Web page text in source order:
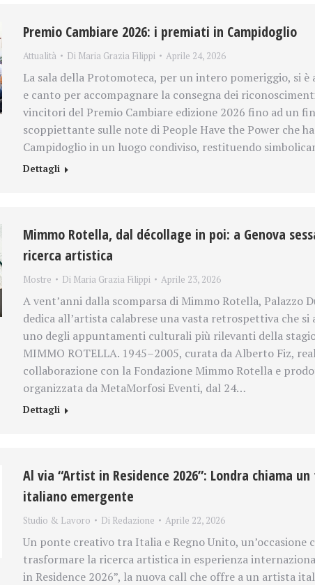
Premio Cambiare 2026: i premiati in Campidoglio
Attualità Di Maria Grazia Filippi Aprile 24, 2026
La sala della Protomoteca, per un intero pomeriggio, si è
e canto per accompagnare la consegna dei
vincitori del Premio Cambiare edizione 2026 fino ad un
scoppiettante sulle note di People Have the Power che
Campidoglio in un luogo condiviso, restituendo
Dettagli
Mimmo Rotella, dal décollage in poi: a Genova
ricerca artistica
Mostre Di Maria Grazia Filippi Aprile 23, 2026
A vent’anni dalla scomparsa di Mimmo Rotella, Palazzo
dedica all’artista calabrese una vasta retrospettiva che si
uno degli appuntamenti culturali più rilevanti della
MIMMO ROTELLA. 1945–2005, curata da Alberto Fiz,
collaborazione con la Fondazione Mimmo Rotella e
organizzata da MetaMorfosi Eventi, dal 24…
Dettagli
Al via “Artist in Residence 2026”: Londra chiama
italiano emergente
Studio & Lavoro Di Redazione Aprile 22, 2026
Un ponte creativo tra Italia e Regno Unito, un’occasione
trasformare la ricerca artistica in esperienza
in Residence 2026”, la nuova call che offre a un artista